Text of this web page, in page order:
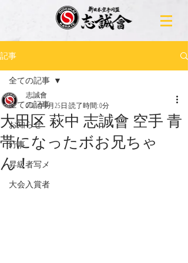
記事
全ての記事
お知らせ
行事
昇級者写メ
大会入賞者
全ての記事
大田区 萩中 志誠會 空手 青
帯になったボお兄ちゃ
ん！
志誠會
2021年6月25日 読了時間: 0分